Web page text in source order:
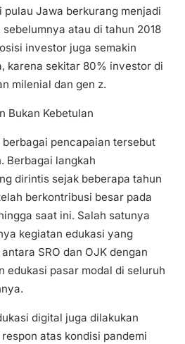
Jawa berkurang menjadi
atau di tahun 2018
investor juga semakin
karena sekitar 80% investor di
milenial dan gen z.
Bukan Kebetulan
pencapaian tersebut
Berbagai langkah
dirintis sejak beberapa tahun
berkontribusi besar pada
saat ini. Salah satunya
kegiatan edukasi yang
SRO dan OJK dengan
edukasi pasar modal di seluruh
digital juga dilakukan
atas kondisi pandemi